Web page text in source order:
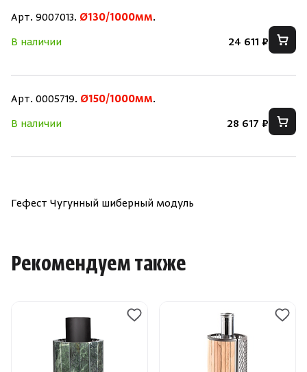
Арт. 9007013. Ø130/1000мм.
В наличии
24 611 ₽
Арт. 0005719. Ø150/1000мм.
В наличии
28 617 ₽
Гефест Чугунный шиберный модуль
Рекомендуем также
Скрыть/
Скрыть/